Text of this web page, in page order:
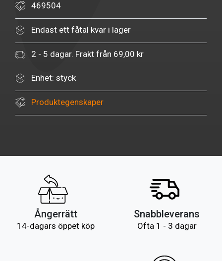
469504
Endast ett fåtal kvar i lager
2 - 5 dagar. Frakt från 69,00 kr
Enhet: styck
Produktegenskaper
Ångerrätt
14-dagars öppet köp
Snabbleverans
Ofta 1 - 3 dagar